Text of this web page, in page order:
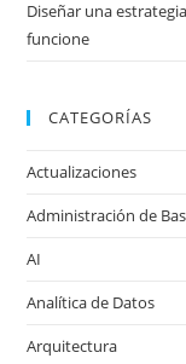
Diseñar una
funcione
CATEGORÍAS
Actualizaciones
Administración de
AI
Analítica de Datos
Arquitectura